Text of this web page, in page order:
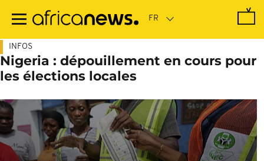
contenu
INFOS
Nigeria : dépouillement en cours pour
les élections locales